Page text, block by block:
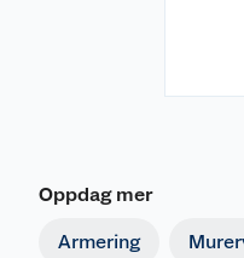
Oppdag mer
Armering